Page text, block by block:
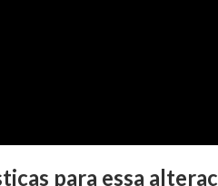
para essa